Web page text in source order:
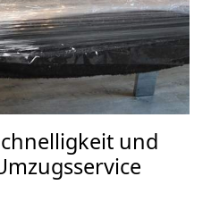
und